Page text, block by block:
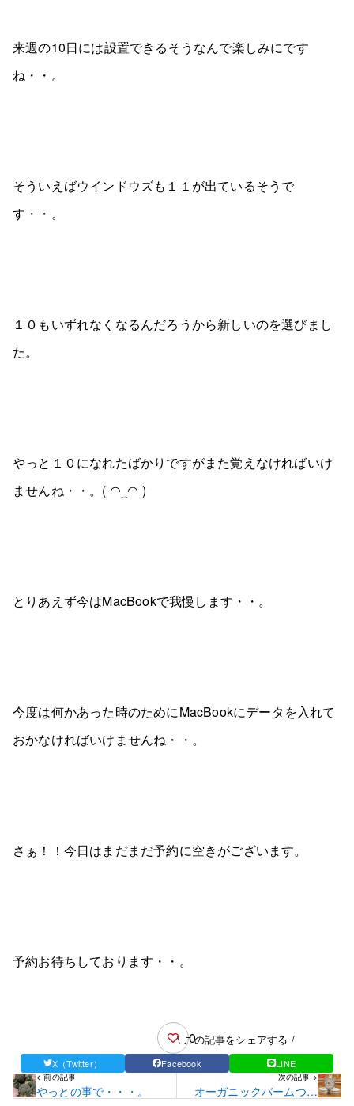
来週の10日には設置できるそうなんで楽しみにです
ね・・。
そういえばウインドウズも１１が出ているそうで
す・・。
１０もいずれなくなるんだろうから新しいのを選びまし
た。
やっと１０になれたばかりですがまた覚えなければいけ
ませんね・・。( ◠‿◠ )
とりあえず今はMacBookで我慢します・・。
今度は何かあった時のためにMacBookにデータを入れて
おかなければいけませんね・・。
さぁ！！今日はまだまだ予約に空きがございます。
予約お待ちしております・・。
0
\ この記事をシェアする /
X（Twitter） Facebook LINE
< 前の記事
やっとの事で・・・。
次の記事 >
オーガニックバームつく